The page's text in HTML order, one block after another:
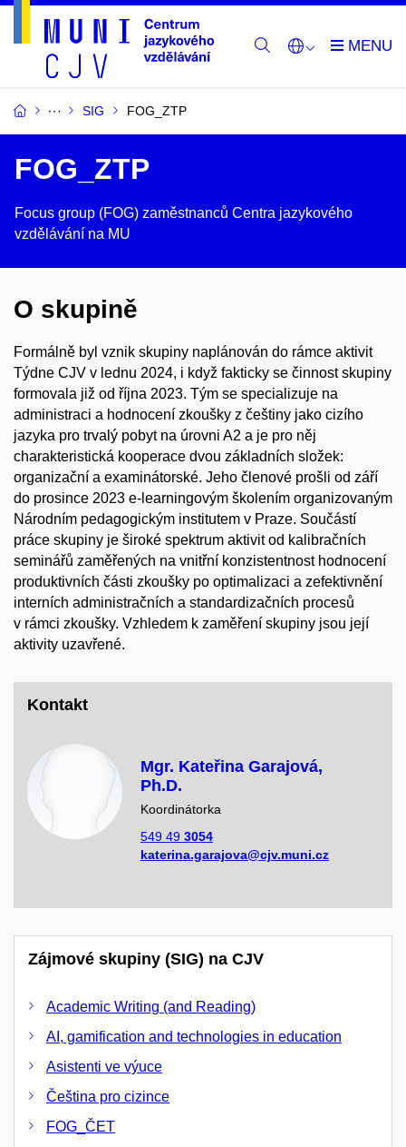
SIG FOG_ZTP
FOG_ZTP
Focus group (FOG) zaměstnanců Centra jazykového
vzdělávání na MU
O skupině
Formálně byl vznik skupiny naplánován do rámce aktivit
Týdne CJV v lednu 2024, i když fakticky se činnost skupiny
formovala již od října 2023. Tým se specializuje na
administraci a hodnocení zkoušky z češtiny jako cizího
jazyka pro trvalý pobyt na úrovni A2 a je pro něj
charakteristická kooperace dvou základních složek:
organizační a examinátorské. Jeho členové prošli od září
do prosince 2023 e-learningovým školením organizovaným
Národním pedagogickým institutem v Praze. Součástí
práce skupiny je široké spektrum aktivit od kalibračních
seminářů zaměřených na vnitřní konzistentnost hodnocení
produktivních části zkoušky po optimalizaci a zefektivnění
interních administračních a standardizačních procesů
v rámci zkoušky. Vzhledem k zaměření skupiny jsou její
aktivity uzavřené.
Kontakt
Mgr. Kateřina Garajová,
Ph.D.
Koordinátorka
549 49 3054
katerina.garajova@cjv.muni.cz
Zájmové skupiny (SIG) na CJV
Academic Writing (and Reading)
AI, gamification and technologies in education
Asistenti ve výuce
Čeština pro cizince
FOG_ČET